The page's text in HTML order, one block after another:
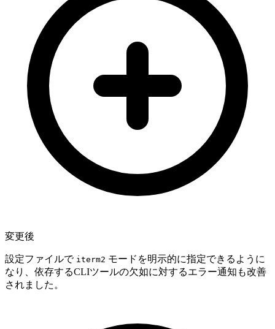
変更後
設定ファイルで iterm2 モードを明示的に指定できるように
なり、依存するCLIツールの欠如に対するエラー通知も改善
されました。